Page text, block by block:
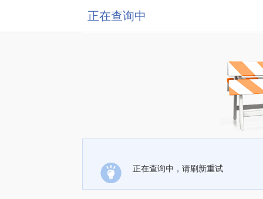
正在查询中
正在查询中，请刷新重试